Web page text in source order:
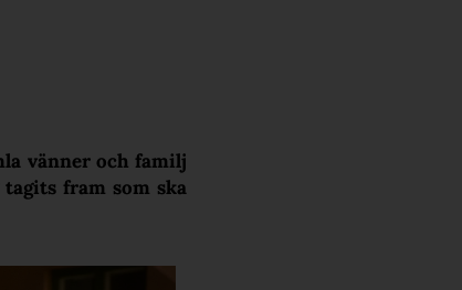
vänner och familj
fram som ska